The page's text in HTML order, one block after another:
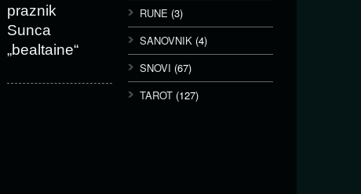
praznik
Sunca
„bealtaine“
RUNE (3)
SANOVNIK (4)
SNOVI (67)
TAROT (127)